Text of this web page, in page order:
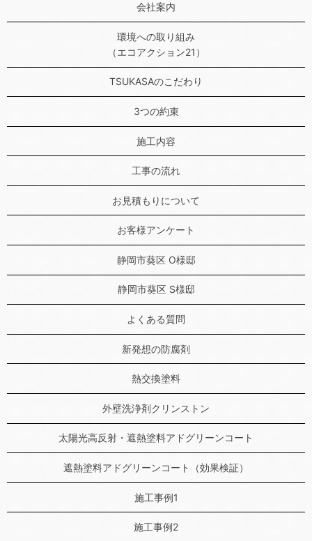
会社案内
環境への取り組み
（エコアクション21）
TSUKASAのこだわり
3つの約束
施工内容
工事の流れ
お見積もりについて
お客様アンケート
静岡市葵区 O様邸
静岡市葵区 S様邸
よくある質問
新発想の防腐剤
熱交換塗料
外壁洗浄剤クリンストン
太陽光高反射・遮熱塗料アドグリーンコート
遮熱塗料アドグリーンコート（効果検証）
施工事例1
施工事例2